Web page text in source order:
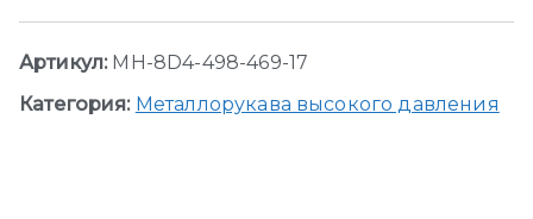
Артикул: MH-8D4-498-469-17
Категория: Металлорукава высокого давления